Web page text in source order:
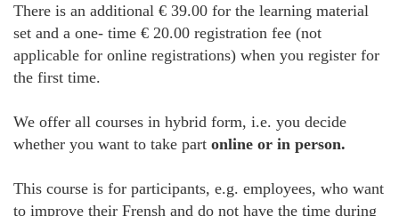
There is an additional € 39.00 for the learning material
set and a one- time € 20.00 registration fee (not
applicable for online registrations) when you register for
the first time.
We offer all courses in hybrid form, i.e. you decide
whether you want to take part online or in person.
This course is for participants, e.g. employees, who want
to improve their Frensh and do not have the time during